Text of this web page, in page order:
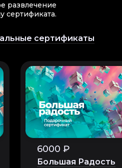
развлечение
сертификата.
сертификаты
6000 ₽
Большая Радость